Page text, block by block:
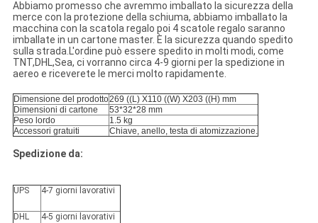
Abbiamo promesso che avremmo imballato la sicurezza della
merce con la protezione della schiuma, abbiamo imballato la
macchina con la scatola regalo poi 4 scatole regalo saranno
imballate in un cartone master. È la sicurezza quando spedito
sulla strada.L'ordine può essere spedito in molti modi, come
TNT,DHL,Sea, ci vorranno circa 4-9 giorni per la spedizione in
aereo e riceverete le merci molto rapidamente.
Dimensione del prodotto269 ((L) X110 ((W) X203 ((H) mm
Dimensioni di cartone
53*32*28 mm
Peso lordo
1.5 kg
Accessori gratuiti
Chiave, anello, testa di atomizzazione.
Spedizione da:
UPS 4-7 giorni lavorativi
DHL 4-5 giorni lavorativi